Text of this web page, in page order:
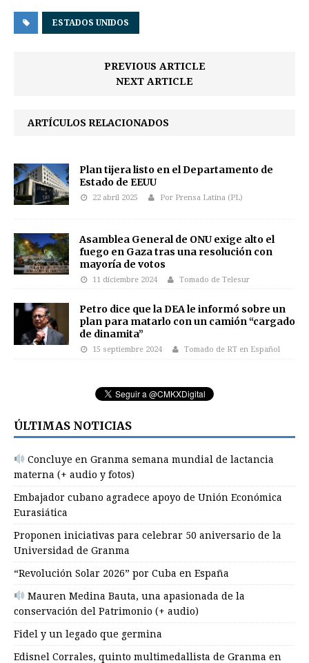
ESTADOS UNIDOS
PREVIOUS ARTICLE
NEXT ARTICLE
ARTÍCULOS RELACIONADOS
Plan tijera listo en el Departamento de
Estado de EEUU
22 abril 2025 Por Prensa Latina (PL)
Asamblea General de ONU exige alto el
fuego en Gaza tras una resolución con
mayoría de votos
11 diciembre 2024 Tomado de Telesur
Petro dice que la DEA le informó sobre un
plan para matarlo con un camión “cargado
de dinamita”
15 septiembre 2024 Tomado de RT en Español
ÚLTIMAS NOTICIAS
Concluye en Granma semana mundial de lactancia
materna (+ audio y fotos)
Embajador cubano agradece apoyo de Unión Económica
Eurasiática
Proponen iniciativas para celebrar 50 aniversario de la
Universidad de Granma
“Revolución Solar 2026” por Cuba en España
Mauren Medina Bauta, una apasionada de la
conservación del Patrimonio (+ audio)
Fidel y un legado que germina
Edisnel Corrales, quinto multimedallista de Granma en